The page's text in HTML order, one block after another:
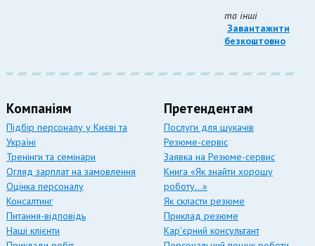
та інші
Завантажити
безкоштовно
Компаніям
Підбір персоналу у Києві та
Україні
Тренінги та семінари
Огляд зарплат на замовлення
Оцінка персоналу
Консалтинг
Питання-відповідь
Наші клієнти
Претендентам
Послуги для шукачів
Резюме-сервіс
Заявка на Резюме-сервис
Книга «Як знайти хорошу
роботу…»
Як скласти резюме
Приклад резюме
Кар'єрний консультант